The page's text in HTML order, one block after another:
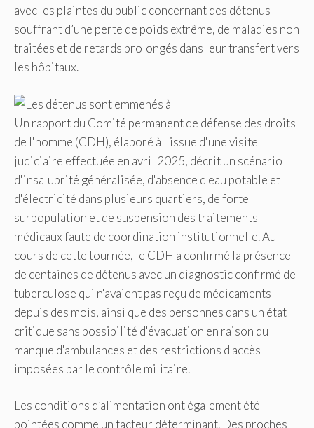
avec les plaintes du public concernant des détenus
souffrant d’une perte de poids extrême, de maladies non
traitées et de retards prolongés dans leur transfert vers
les hôpitaux.
Un rapport du Comité permanent de défense des droits
de l'homme (CDH), élaboré à l'issue d'une visite
judiciaire effectuée en avril 2025, décrit un scénario
d'insalubrité généralisée, d'absence d'eau potable et
d'électricité dans plusieurs quartiers, de forte
surpopulation et de suspension des traitements
médicaux faute de coordination institutionnelle. Au
cours de cette tournée, le CDH a confirmé la présence
de centaines de détenus avec un diagnostic confirmé de
tuberculose qui n'avaient pas reçu de médicaments
depuis des mois, ainsi que des personnes dans un état
critique sans possibilité d'évacuation en raison du
manque d'ambulances et des restrictions d'accès
imposées par le contrôle militaire.
Les conditions d’alimentation ont également été
pointées comme un facteur déterminant. Des proches